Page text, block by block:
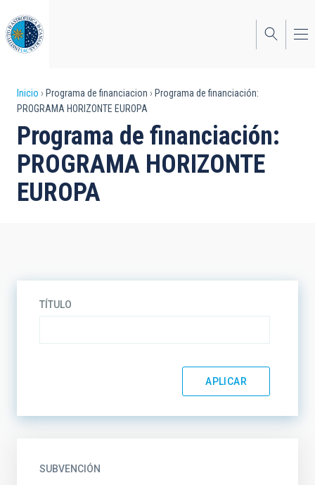
al
contenido
principal
Sobrescribir
enlaces
de
ayuda
a
Inicio Programa de financiacion
Programa de financiación:
PROGRAMA HORIZONTE EUROPA
Programa de financiación:
PROGRAMA HORIZONTE
EUROPA
TÍTULO
SUBVENCIÓN